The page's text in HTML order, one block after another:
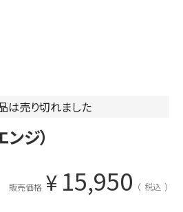
は売り切れました
ジ）
販売価格 ¥ 15,950 税込